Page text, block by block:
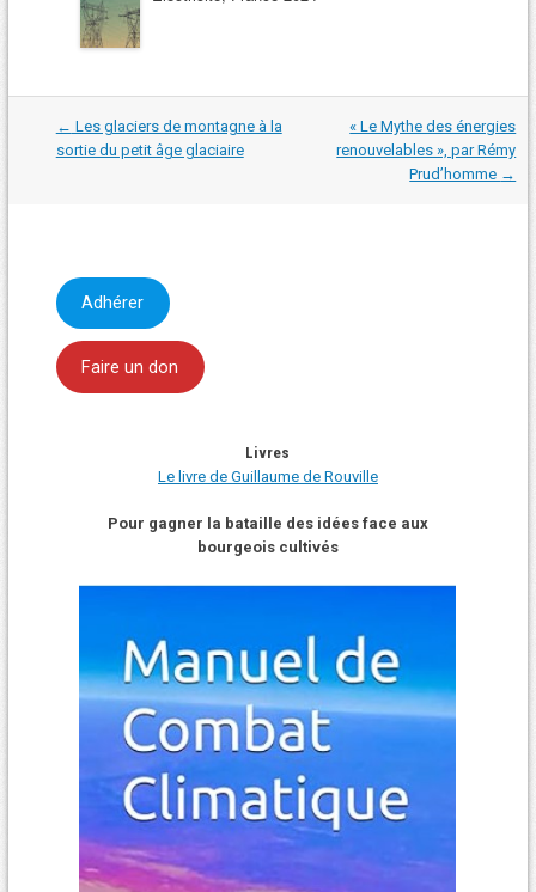
Navigation
dans
les
← Les glaciers de montagne à la
sortie du petit âge glaciaire
« Le Mythe des énergies
renouvelables », par Rémy
Prud’homme →
Adhérer
Faire un don
Livres
Le livre de Guillaume de Rouville
Pour gagner la bataille des idées face aux
bourgeois cultivés